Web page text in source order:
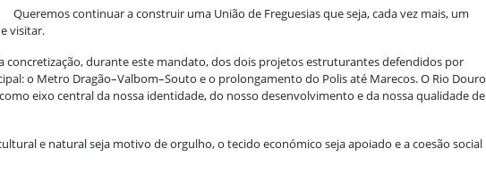
Queremos continuar a construir uma União de Freguesias que seja, cada vez mais, um
visitar.
concretização, durante este mandato, dos dois projetos estruturantes defendidos por
o Metro Dragão–Valbom–Souto e o prolongamento do Polis até Marecos. O Rio Douro
eixo central da nossa identidade, do nosso desenvolvimento e da nossa qualidade de
e natural seja motivo de orgulho, o tecido económico seja apoiado e a coesão social